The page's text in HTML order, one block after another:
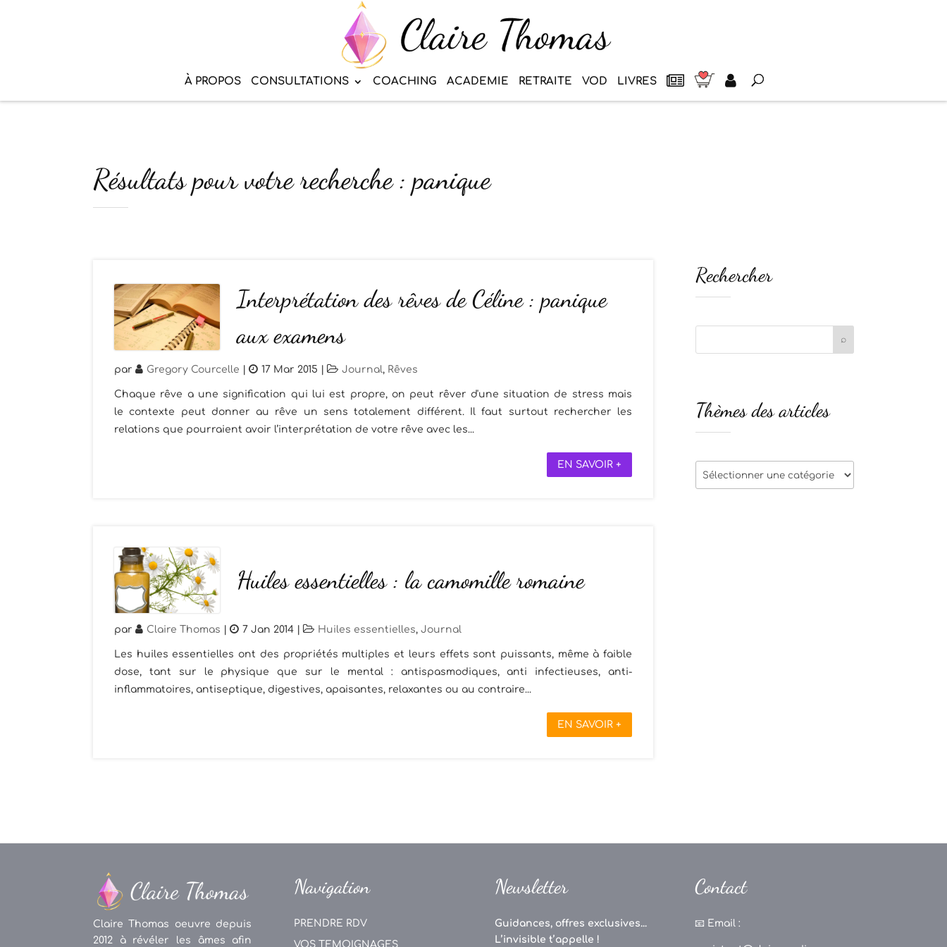
À PROPOS CONSULTATIONS COACHING ACADEMIE RETRAITE VOD LIVRES
Résultats pour votre recherche : panique
Interprétation des rêves de Céline : panique
aux examens
par Gregory Courcelle | 17 Mar 2015 | Journal, Rêves
Chaque rêve a une signification qui lui est propre, on peut rêver d'une situation de stress mais
le contexte peut donner au rêve un sens totalement différent. Il faut surtout rechercher les
relations que pourraient avoir l’interprétation de votre rêve avec les...
EN SAVOIR +
Huiles essentielles : la camomille romaine
par Claire Thomas 7 Jan 2014 Huiles essentielles, Journal
Les huiles essentielles ont des propriétés multiples et leurs effets sont puissants, même à faible
dose, tant sur le physique que sur le mental : antispasmodiques, anti infectieuses, anti-
inflammatoires, antiseptique, digestives, apaisantes, relaxantes ou au contraire...
EN SAVOIR +
Rechercher
Thèmes des articles
Thèmes
des
Claire Thomas oeuvre depuis
2012 à révéler les âmes afin
Navigation
PRENDRE RDV
VOS TEMOIGNAGES
Newsletter
Guidances, offres exclusives...
L’invisible t’appelle !
Contact
📧 Email :